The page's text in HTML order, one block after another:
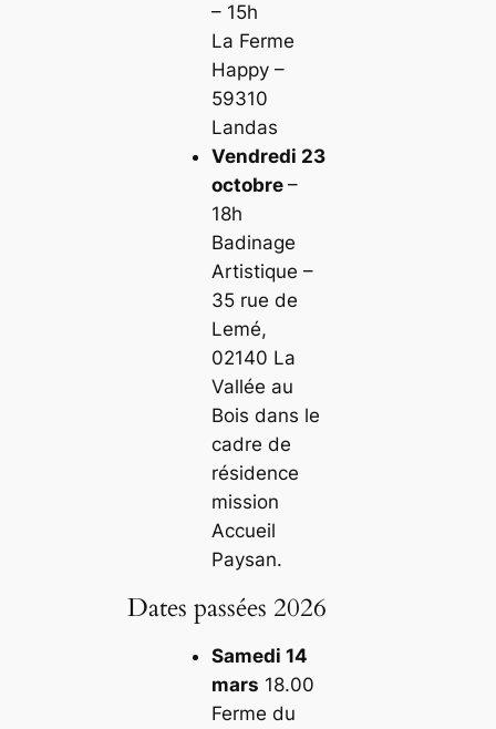
– 15h
La Ferme
Happy –
59310
Landas
Vendredi 23
octobre–
18h
Badinage
Artistique –
35 rue de
Lemé,
02140 La
Vallée au
Bois dans le
cadre de
résidence
mission
Accueil
Paysan.
Dates passées 2026
Samedi 14
mars 18.00
Ferme du